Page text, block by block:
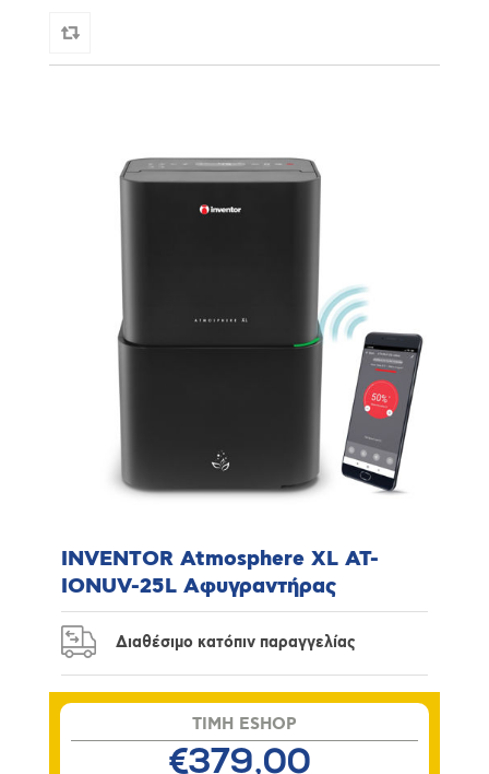
INVENTOR Atmosphere XL ΑΤ-
IONUV-25L Αφυγραντήρας
Διαθέσιμο κατόπιν παραγγελίας
TIMH ESHOP
€379,00